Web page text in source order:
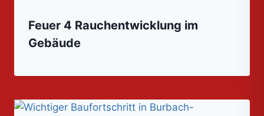
Feuer 4 Rauchentwicklung im
Gebäude